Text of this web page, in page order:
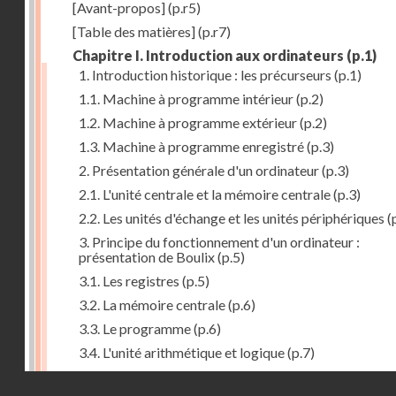
[Avant-propos](p.r5)
[Table des matières](p.r7)
Chapitre I. Introduction aux ordinateurs (p.1)
1. Introduction historique : les précurseurs (p.1)
1.1. Machine à programme intérieur(p.2)
1.2. Machine à programme extérieur(p.2)
1.3. Machine à programme enregistré(p.3)
2. Présentation générale d'un ordinateur(p.3)
2.1. L'unité centrale et la mémoire centrale(p.3)
2.2. Les unités d'échange et les unités périphériques
3. Principe du fonctionnement d'un ordinateur :
présentation de Boulix(p.5)
3.1. Les registres (p.5)
3.2. La mémoire centrale(p.6)
3.3. Le programme(p.6)
3.4. L'unité arithmétique et logique(p.7)
3.5. L'unité de contrôle(p.8)